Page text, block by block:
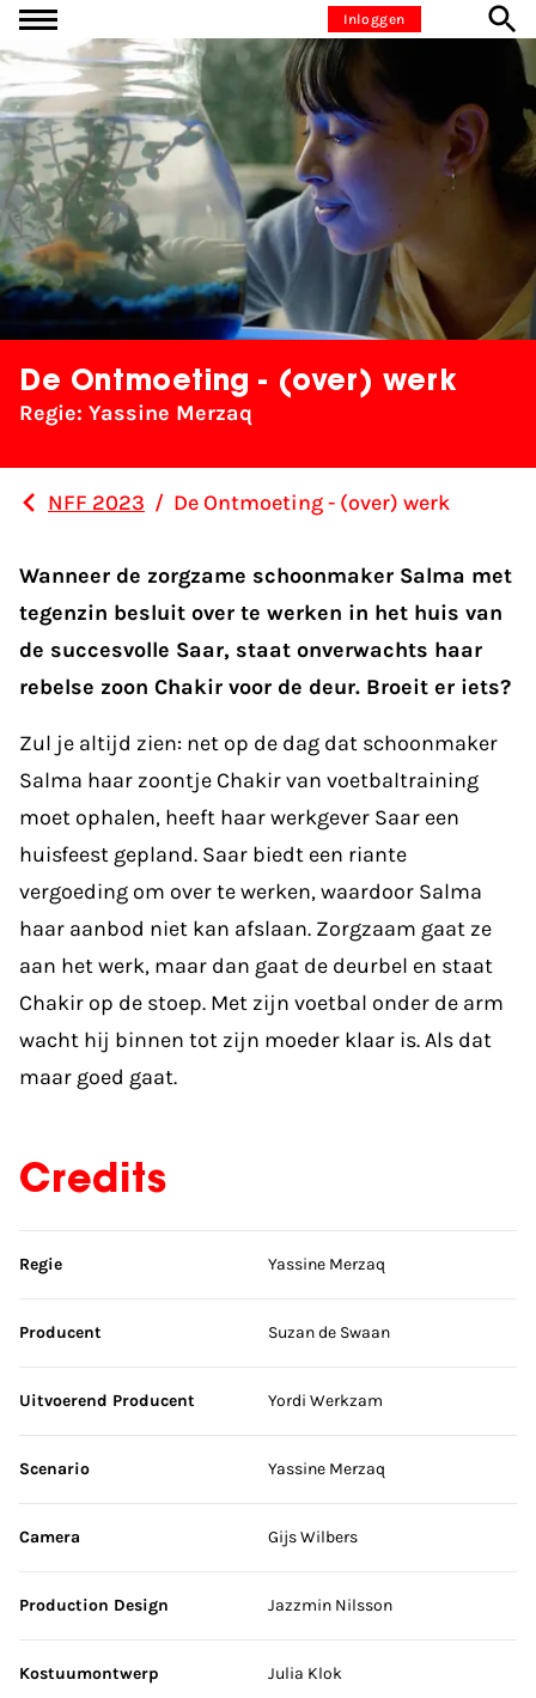
Ga naar inhoudInloggen
De Ontmoeting - (over) werk
Regie: Yassine Merzaq
NFF 2023 / De Ontmoeting - (over) werk
Wanneer de zorgzame schoonmaker Salma met
tegenzin besluit over te werken in het huis van
de succesvolle Saar, staat onverwachts haar
rebelse zoon Chakir voor de deur. Broeit er iets?
Zul je altijd zien: net op de dag dat schoonmaker
Salma haar zoontje Chakir van voetbaltraining
moet ophalen, heeft haar werkgever Saar een
huisfeest gepland. Saar biedt een riante
vergoeding om over te werken, waardoor Salma
haar aanbod niet kan afslaan. Zorgzaam gaat ze
aan het werk, maar dan gaat de deurbel en staat
Chakir op de stoep. Met zijn voetbal onder de arm
wacht hij binnen tot zijn moeder klaar is. Als dat
maar goed gaat.
Credits
Sla credits over
Regie Yassine Merzaq
Producent Suzan de Swaan
Uitvoerend Producent Yordi Werkzam
Scenario Yassine Merzaq
Camera Gijs Wilbers
Production Design Jazzmin Nilsson
Kostuumontwerp Julia Klok